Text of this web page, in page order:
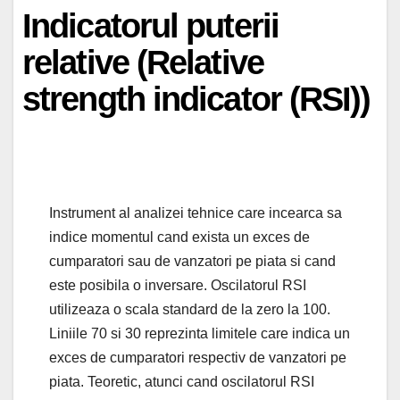
Indicatorul puterii
relative (Relative
strength indicator (RSI))
Instrument al analizei tehnice care incearca sa
indice momentul cand exista un exces de
cumparatori sau de vanzatori pe piata si cand
este posibila o inversare. Oscilatorul RSI
utilizeaza o scala standard de la zero la 100.
Liniile 70 si 30 reprezinta limitele care indica un
exces de cumparatori respectiv de vanzatori pe
piata. Teoretic, atunci cand oscilatorul RSI